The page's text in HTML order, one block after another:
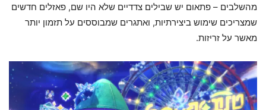
מהשלבים – פתאום יש שבילים צדדיים שלא היו שם, פאזלים חדשים
שמצריכים שימוש ביצירתיות, ואתגרים שמבוססים על תזמון יותר
מאשר על זריזות.